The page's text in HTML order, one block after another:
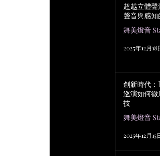
超越立體
聲音與感
舞美燈音
2025年12月18
創新時代：
巡演如何
技
舞美燈音
2025年12月15